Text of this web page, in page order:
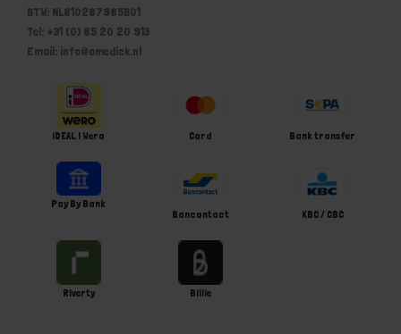
BTW: NL810287985B01
Tel: +31 (0) 85 20 20 913
Email: info@omedick.nl
iDEAL | Wero Card Bank transfer
Pay By Bank
Bancontact
KBC / CBC
Riverty Billie